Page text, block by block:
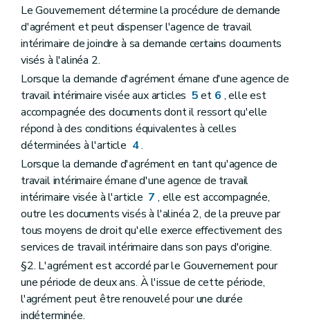
Le Gouvernement détermine la procédure de demande
d'agrément et peut dispenser l'agence de travail
intérimaire de joindre à sa demande certains documents
visés à l'alinéa 2.
Lorsque la demande d'agrément émane d'une agence de
travail intérimaire visée aux articles 5et 6 , elle est
accompagnée des documents dont il ressort qu'elle
répond à des conditions équivalentes à celles
déterminées à l'article 4.
Lorsque la demande d'agrément en tant qu'agence de
travail intérimaire émane d'une agence de travail
intérimaire visée à l'article 7 , elle est accompagnée,
outre les documents visés à l'alinéa 2, de la preuve par
tous moyens de droit qu'elle exerce effectivement des
services de travail intérimaire dans son pays d'origine.
§2. L'agrément est accordé par le Gouvernement pour
une période de deux ans. À l'issue de cette période,
l'agrément peut être renouvelé pour une durée
indéterminée.